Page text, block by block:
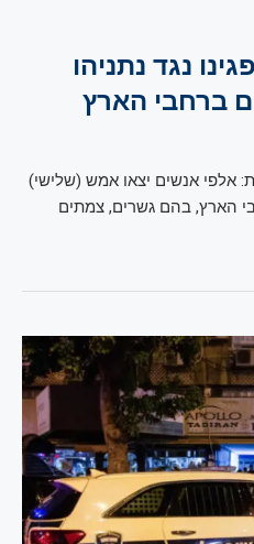
נגד נתניהו
ברחבי הארץ
אלפי אנשים יצאו אמש (שלישי)
הארץ, בהם גשרים, צמתים